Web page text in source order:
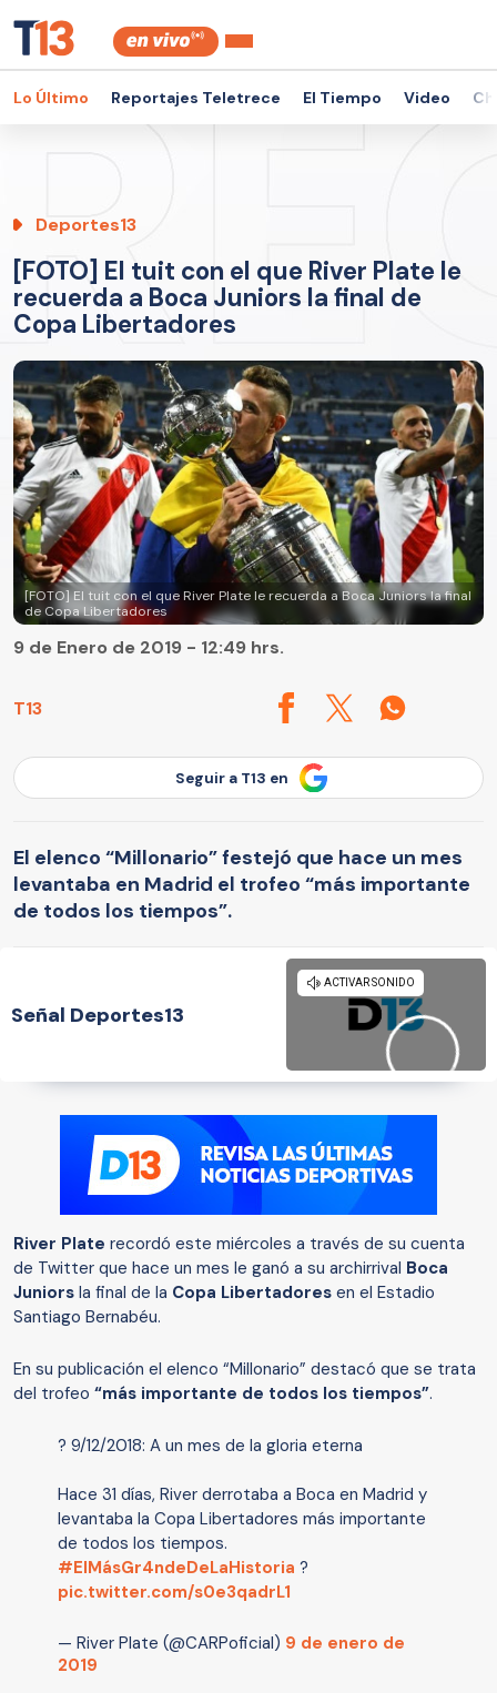
Lo Último Reportajes Teletrece El Tiempo Video
Deportes13
[FOTO] El tuit con el que River Plate le
recuerda a Boca Juniors la final de
Copa Libertadores
[FOTO] El tuit con el que River Plate le recuerda a Boca Juniors la final
de Copa Libertadores
T13
9 de Enero de 2019 - 12:49 hrs.
Seguir a T13 en
El elenco “Millonario” festejó que hace un mes
levantaba en Madrid el trofeo “más importante
de todos los tiempos”.
Señal Deportes13
River Plate recordó este miércoles a través de su cuenta
de Twitter que hace un mes le ganó a su archirrival Boca
Juniors la final de la Copa Libertadores en el Estadio
Santiago Bernabéu.
En su publicación el elenco “Millonario” destacó que se trata
del trofeo “más importante de todos los tiempos”.
? 9/12/2018: A un mes de la gloria eterna
Hace 31 días, River derrotaba a Boca en Madrid y
levantaba la Copa Libertadores más importante
de todos los tiempos.
#ElMásGr4ndeDeLaHistoria ?
pic.twitter.com/s0e3qadrL1
— River Plate (@CARPoficial) 9 de enero de
2019